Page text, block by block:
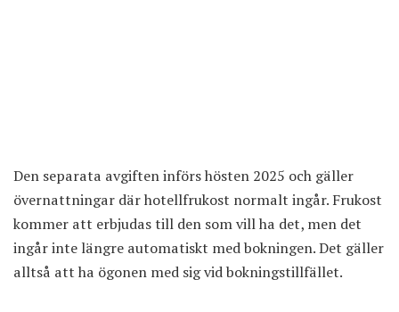
Den separata avgifteninförs hösten 2025 och gäller
övernattningar där hotellfrukost normalt ingår. Frukost
kommer att erbjudas till den som vill ha det, men det
ingår inte längre automatiskt med bokningen. Det gäller
alltså att ha ögonen med sig vid bokningstillfället.